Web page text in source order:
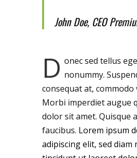
John Doe, CEO
D onec sed tellus
nonummy.
consequat at,
Morbi imperdiet augue
dolor sit amet. Quisque
faucibus. Lorem ipsum
adipiscing elit, sed